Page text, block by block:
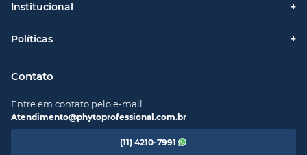
Institucional +
Políticas +
Contato
Entre em contato pelo e-mail
Atendimento@phytoprofessional.com.br
(11) 4210-7991